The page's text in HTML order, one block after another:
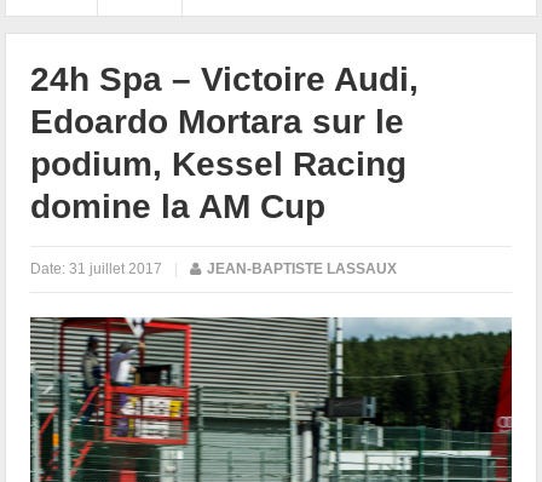
24h Spa – Victoire Audi,
Edoardo Mortara sur le
podium, Kessel Racing
domine la AM Cup
Date:31 juillet 2017 | JEAN-BAPTISTE LASSAUX